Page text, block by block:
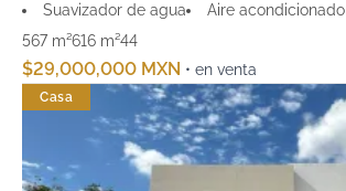
Suavizador de agua
Aire acondicionado
567 m²616 m²44
$29,000,000 MXN • en venta
Casa